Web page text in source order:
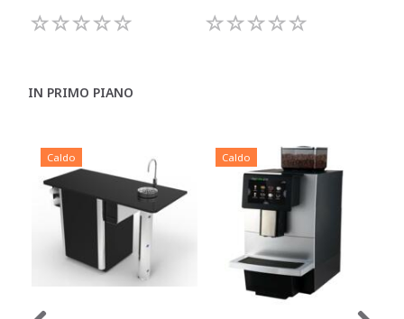
IN PRIMO PIANO
Caldo Caldo